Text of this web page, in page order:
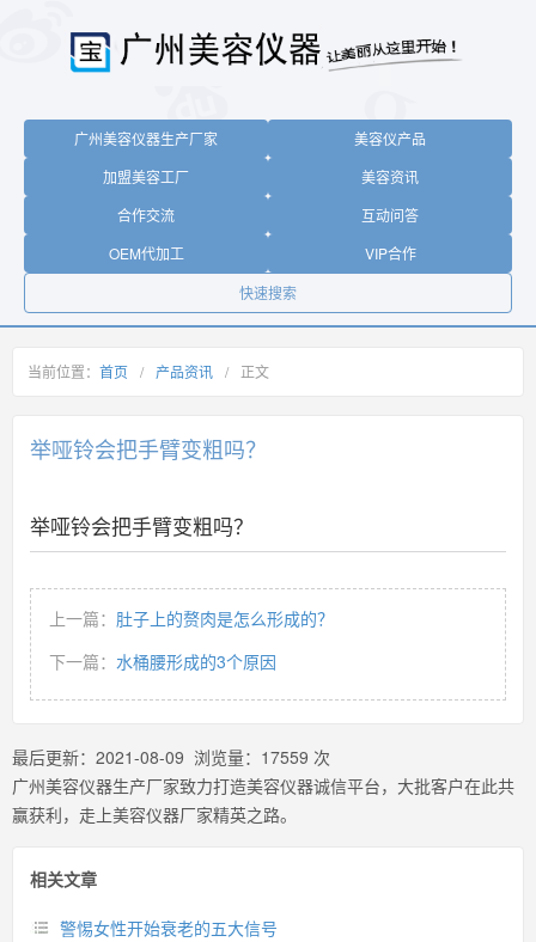
广州美容仪器生产厂家
美容仪产品
加盟美容工厂
美容资讯
合作交流
互动问答
OEM代加工
VIP合作
快速搜索
当前位置： 首页 / 产品资讯 / 正文
举哑铃会把手臂变粗吗？
举哑铃会把手臂变粗吗？
上一篇： 肚子上的赘肉是怎么形成的？
下一篇： 水桶腰形成的3个原因
最后更新： 2021-08-09 浏览量： 17559 次
广州美容仪器生产厂家致力打造美容仪器诚信平台，大批客户在此共
赢获利，走上美容仪器厂家精英之路。
相关文章
警惕女性开始衰老的五大信号